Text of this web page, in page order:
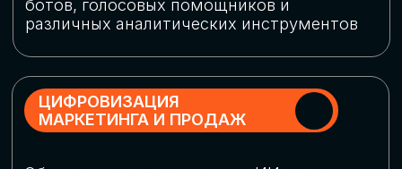
СПИКЕРЫ
СТАТЬ СПИКЕРОМ
В конференции участвовали более 120 спикеров